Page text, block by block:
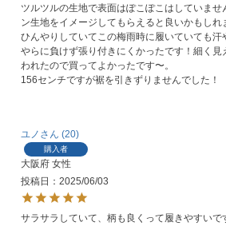
ツルツルの生地で表面はぽこぽこはしていませ
ン生地をイメージしてもらえると良いかもしれ
ひんやりしていてこの梅雨時に履いていても汗
やらに負けず張り付きにくかったです！細く見
われたので買ってよかったです〜。
156センチですが裾を引きずりませんでした！
ユノ 20
購入者
大阪府 女性
投稿日
2025/06/03
サラサラしていて、柄も良くって履きやすいで